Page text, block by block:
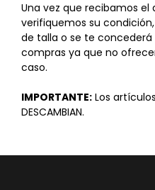
Una vez que recibamos
verifiquemos su
de talla o se te
compras ya que no
caso.
IMPORTANTE: Los
DESCAMBIAN.